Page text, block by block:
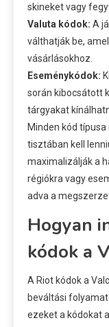
skineket vagy
Valuta kódok: A
válthatják be,
vásárlásokhoz.
Eseménykódok:
során kibocsátott
tárgyakat
Minden kód
tisztában kell
maximalizálják a
régiókra vagy
adva a
Hogyan
kódok a
A Riot kódok a
beváltási
ezeket a kódokat